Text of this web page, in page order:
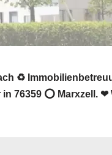
♻
76359 ⭕ Marxzell. ❤